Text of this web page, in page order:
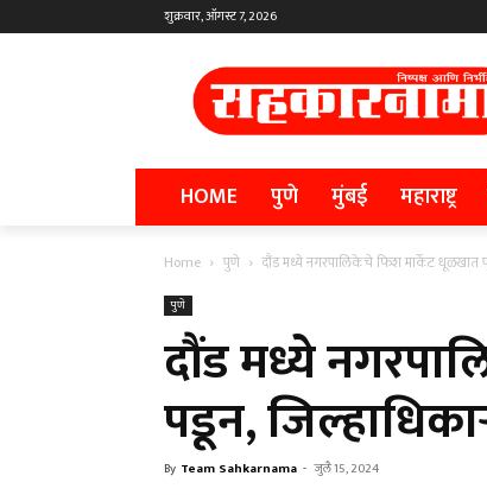
शुक्रवार, ऑगस्ट 7, 2026
HOME पुणे मुंबई महाराष्ट्र
Home पुणे दौंड मध्ये नगरपालिकेचे फिश मार्केट धूळखात
पुणे
दौंड मध्ये
पडून,
By Team Sahkarnama - जुलै 15, 2024